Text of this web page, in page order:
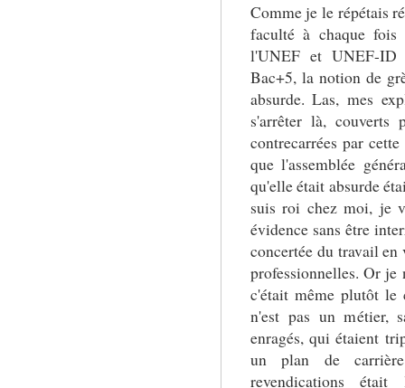
Comme je le répétais
faculté à chaque fois
l'UNEF et UNEF-ID
Bac+5, la notion de
absurde. Las, mes
s'arrêter là, couverts
contrecarrées par
que l'assemblée
qu'elle était absurde
suis roi chez moi, je
évidence sans être
concertée du travail en
professionnelles. Or je
c'était même plutôt le
n'est pas un métier,
enragés, qui étaient
un plan de
revendications